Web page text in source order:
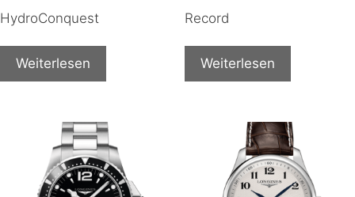
HydroConquest
Weiterlesen
Record
Weiterlesen